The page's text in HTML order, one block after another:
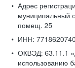
Адрес
муниципальный
помещ. 25
ИНН: 7718620740
ОКВЭД: 63.11.1
использованию